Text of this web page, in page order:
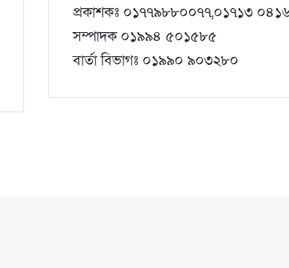
প্রকাশকঃ ০১৭৭৯৮৮০০৭৭,০১৭১৩
সম্পাদক ০১৯৯৪ ৫০১৫৮৫
বার্তা বিভাগঃ ০১৯৯০ ৯০৩২৮০